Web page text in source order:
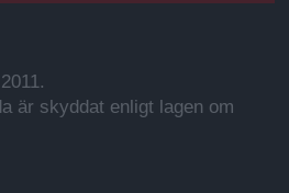
är skyddat enligt lagen om